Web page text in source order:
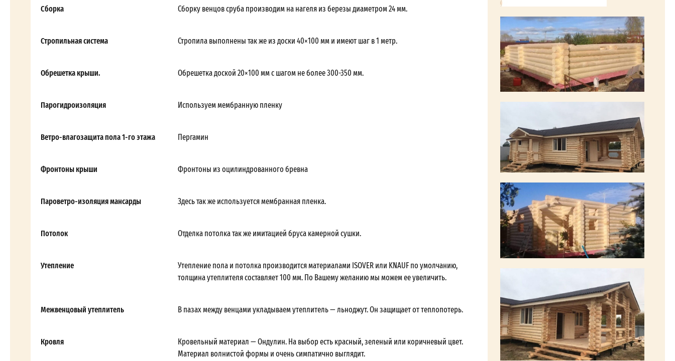
Сборка Сборку венцов сруба производим на нагеля из березы диаметром 24 мм.
Стропильная система Стропила выполнены так же из доски 40×100 мм и имеют шаг в 1 метр.
Обрешетка крыши. Обрешетка доской 20×100 мм с шагом не более 300-350 мм.
Парогидроизоляция Используем мембранную пленку
Ветро-влагозащита пола 1-го этажа Пергамин
Фронтоны крыши Фронтоны из оцилиндрованного бревна
Пароветро-изоляция мансарды Здесь так же используется мембранная пленка.
Потолок Отделка потолка так же имитацией бруса камерной сушки.
Утепление
Утепление пола и потолка производится материалами ISOVER или KNAUF по умолчанию,
толщина утеплителя составляет 100 мм. По Вашему желанию мы можем ее увеличить.
Межвенцовый утеплитель В пазах между венцами укладываем утеплитель — льноджут. Он защищает от теплопотерь.
Кровля
Кровельный материал — Ондулин. На выбор есть красный, зеленый или коричневый цвет.
Материал волнистой формы и очень симпатично выглядит.